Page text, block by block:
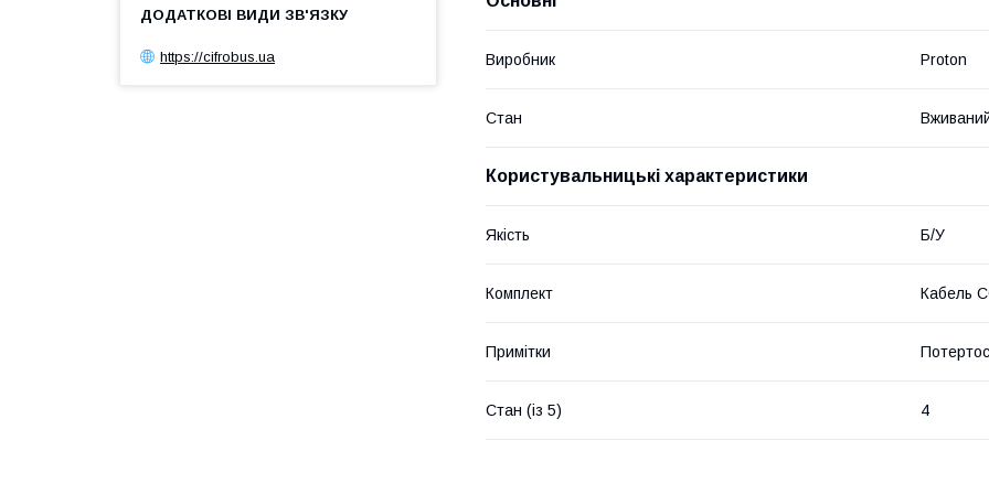
Виробник Proton
Стан
Користувальницькі характеристики
Якість Б/У
Комплект Кабель
Примітки
Стан (із 5) 4
https://cifrobus.ua